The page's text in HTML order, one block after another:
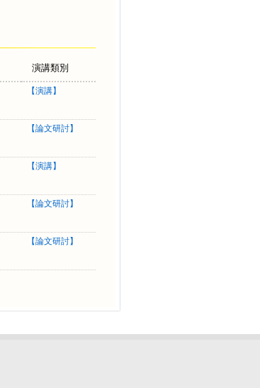
演講類別
【演講】
【論文研討】
【演講】
【論文研討】
【論文研討】